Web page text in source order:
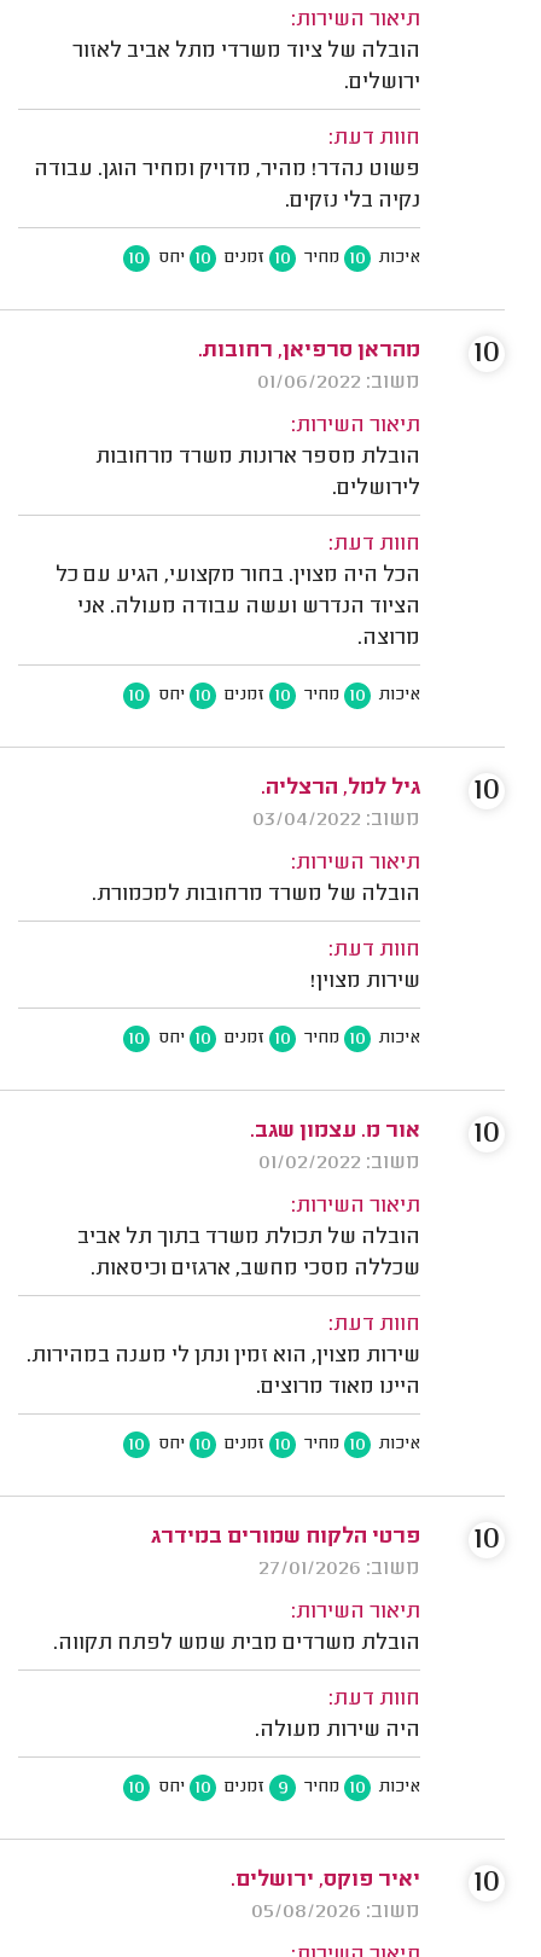
תיאור השירות:
הובלה של ציוד משרדי מתל אביב לאזור
ירושלים.
חוות דעת:
פשוט נהדר! מהיר, מדויק ומחיר הוגן. עבודה
נקיה בלי נזקים.
איכות 10 מחיר 10 זמנים 10 יחס 10
מהראן סרפיאן, רחובות.
משוב: 01/06/2022
תיאור השירות:
הובלת מספר ארונות משרד מרחובות
לירושלים.
חוות דעת:
הכל היה מצוין. בחור מקצועי, הגיע עם כל
הציוד הנדרש ועשה עבודה מעולה. אני
מרוצה.
איכות 10 מחיר 10 זמנים 10 יחס 10
10
גיל למל, הרצליה.
משוב: 03/04/2022
תיאור השירות:
הובלה של משרד מרחובות למכמורת.
חוות דעת:
שירות מצוין!
איכות 10 מחיר 10 זמנים 10 יחס 10
10
אור מ. עצמון שגב.
משוב: 01/02/2022
תיאור השירות:
הובלה של תכולת משרד בתוך תל אביב
שכללה מסכי מחשב, ארגזים וכיסאות.
חוות דעת:
שירות מצוין, הוא זמין ונתן לי מענה במהירות.
היינו מאוד מרוצים.
איכות 10 מחיר 10 זמנים 10 יחס 10
10
פרטי הלקוח שמורים במידרג
משוב: 27/01/2026
תיאור השירות:
הובלת משרדים מבית שמש לפתח תקווה.
חוות דעת:
היה שירות מעולה.
איכות 10 מחיר 9 זמנים 10 יחס 10
10
יאיר פוקס, ירושלים.
משוב: 05/08/2026
10